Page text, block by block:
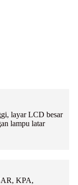
layar LCD besar
lampu latar
KPA,